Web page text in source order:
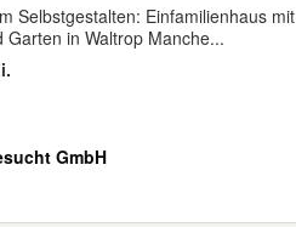
Selbstgestalten: Einfamilienhaus mit
Garten in Waltrop Manche...
GmbH